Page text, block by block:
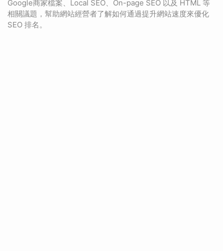
Google商家檔案、Local SEO、On-page SEO 以及 HTML 等
相關議題，幫助網站經營者了解如何通過提升網站速度來優化
SEO 排名。